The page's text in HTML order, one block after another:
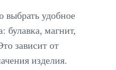
выбрать удобное
булавка, магнит,
зависит от
изделия.